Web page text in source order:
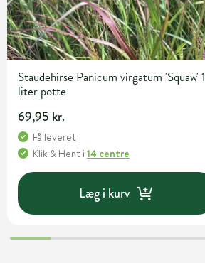
Staudehirse Panicum virgatum 'Squaw' 1
liter potte
69,95 kr.
Få leveret
Klik & Hent i 14 centre
Læg i kurv